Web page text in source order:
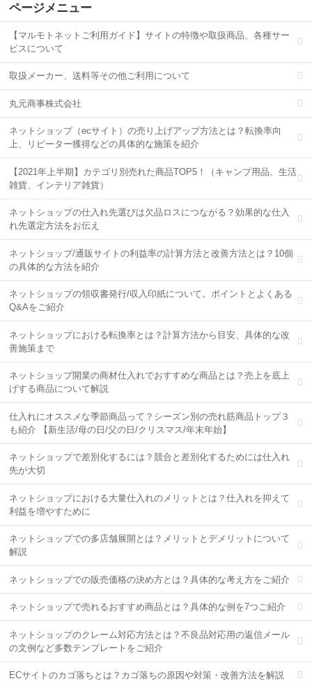
ページメニュー
【マルモトネットご利用ガイド】サイトの特徴や取扱商品、各種サー
ビスについて
取扱メーカー、送料等その他ご利用について
丸元商事株式会社
ネットショップ（ecサイト）の売り上げアップ方法とは？転換率向
上、リピーター獲得などの具体的な施策を紹介
【2021年上半期】カテゴリ別売れた商品TOP5！（キャンプ用品、生活
雑貨、インテリア雑貨）
ネットショップの仕入れ先選びは欠品ロスにつながる？効果的な仕入
れ先選定方法をお伝え
ネットショップ/通販サイトの利益率の計算方法と改善方法とは？10個
の具体的な方法を紹介
ネットショップの領収書発行/収入印紙について。ポイントとよくある
Q&Aをご紹介
ネットショップにおける転換率とは？計算方法から目安、具体的な改
善施策まで
ネットショップ開業の商材仕入れでおすすめな商品とは？売上を底上
げする商品について解説
仕入れにオススメな季節商品って？シーズン別の売れ筋商品トップ３
も紹介 【新生活/母の日/父の日/クリスマス/年末年始】
ネットショップで差別化するには？競合と差別化するためには仕入れ
先が大切
ネットショップにおける大量仕入れのメリットとは？仕入れを抑えて
利益を増やすために
ネットショップでの多店舗展開とは？メリットとデメリットについて
解説
ネットショップでの販売価格の決め方とは？具体的な考え方をご紹介
ネットショップで売れるおすすめ商品とは？具体的な例を7つご紹介
ネットショップのクレーム対応方法とは？不良品対応用の返信メール
の文例など多数テンプレートをご紹介
ECサイトのカゴ落ちとは？カゴ落ちの原因や対策・改善方法を解説